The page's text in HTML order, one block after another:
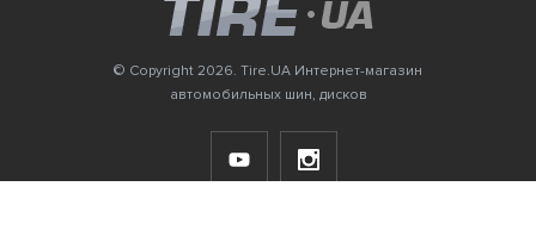
© Copyright 2026. Tire.UA Интернет-магазин
автомобильных шин, дисков